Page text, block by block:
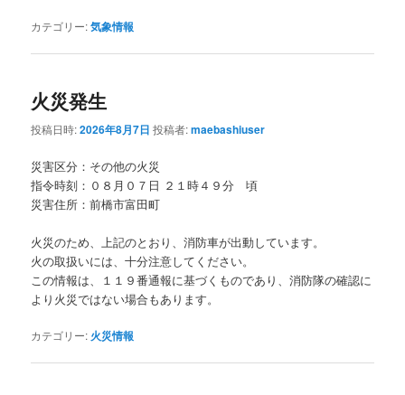
カテゴリー:気象情報
火災発生
投稿日時:2026年8月7日 投稿者:maebashiuser
災害区分：その他の火災
指令時刻：０８月０７日 ２１時４９分 頃
災害住所：前橋市富田町
火災のため、上記のとおり、消防車が出動しています。
火の取扱いには、十分注意してください。
この情報は、１１９番通報に基づくものであり、消防隊の確認に
より火災ではない場合もあります。
カテゴリー: 火災情報